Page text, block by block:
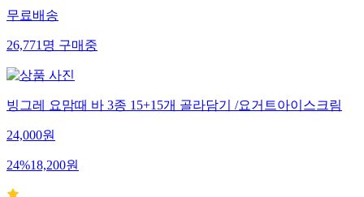
무료배송
26,771명구매중
빙그레 요맘때 바 3종 15+15개 골라담기 /요거트아이스크림
24,000원
24%18,200원